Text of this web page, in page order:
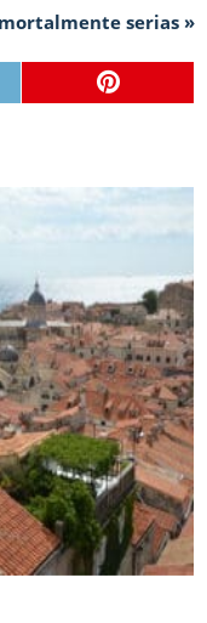
serias »